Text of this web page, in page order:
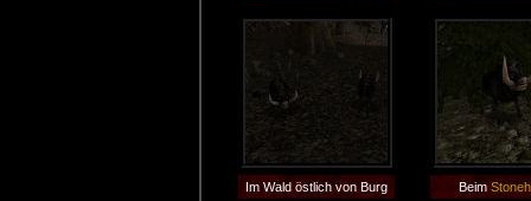
Im Wald östlich von Burg Beim